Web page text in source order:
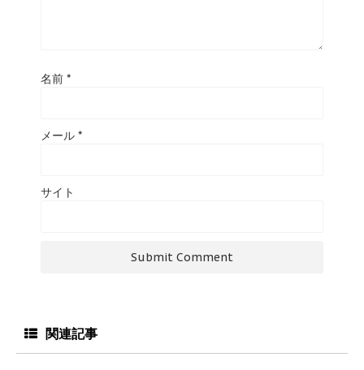
名前 *
メール *
サイト
関連記事